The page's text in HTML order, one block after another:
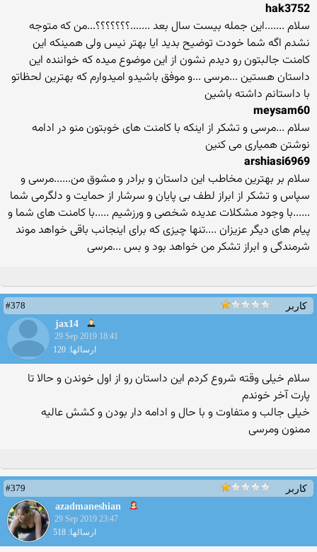
hak3752
سلام .......این جمله بیست سال بعد .......؟؟؟؟؟؟؟...من که متوجه
نشدم اگه شما خودت توضیح بدید ایا بهتر نیس ولی همینکه این
کامنت جالبتون رو دیدم نشون از این موضوع میده که خواننده این
داستان هستین ...مرسی ...و موفق باشیدو امیدوارم که بهترین لحظاتو
با داستانم داشته باشین
meysam60
سلام ...مرسی و تشکر از اینکه با کامنت های خوبتون منو در ادامه
نوشتن همیاری می کنین
arshiasi6969
سلام بر بهترین مخاطب این داستان و برادر و مشوق من......مرسی و
سپاس و تشکر از ابراز لطف بی پایان و سرشار از حمایت و دلگرمی شما
......با وجود مشکلات عدیده شخصی و ورزشیم .....با کامنت های شما و
پیام های دیگر عزیزان ....تنها چیزی که برای اینجانب باقی خواهد موند
شرمندگی و ابراز تشکر من خواهد بود و بس ...مرسی
کاربر
#378
jax14
29 Sep 2019 18:41
ارسالها: 120
سلام خیلی وقته شروع کردم این داستان رو از اول خوندن و حالا تا
پارت آخر خوندم
خیلی جالب و متفاوت و با حال و ادامه دار بودن و کشش عالیه
ممنون ومرسی
کاربر
#379
azadmaneshian
29 Sep 2019 23:47
ارسالها: 518